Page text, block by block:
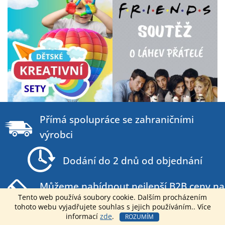
Tento web používá soubory cookie. Dalším procházením
tohoto webu vyjadřujete souhlas s jejich používáním.. Více
informacízde. ROZUMÍM
p
Přímá spolupráce se zahraničními
výrobci
Dodání do 2 dnů od objednání
Můžeme nabídnout nejlepší B2B ceny na
trhu